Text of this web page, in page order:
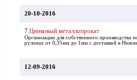
20-10-2016
7.Цинковый металлопрокат
Организации для собственного производства
рулонах от 0,35мм до 1мм с доставкой в
12-09-2016